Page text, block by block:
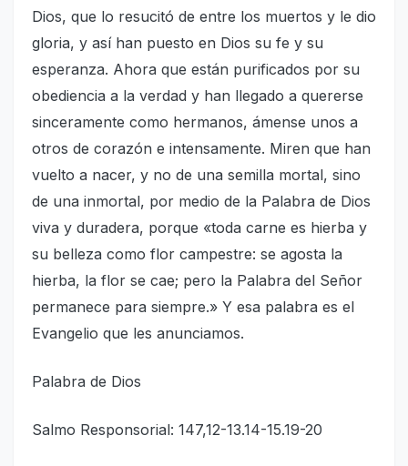
Dios, que lo resucitó de entre los muertos y le dio
gloria, y así han puesto en Dios su fe y su
esperanza. Ahora que están purificados por su
obediencia a la verdad y han llegado a quererse
sinceramente como hermanos, ámense unos a
otros de corazón e intensamente. Miren que han
vuelto a nacer, y no de una semilla mortal, sino
de una inmortal, por medio de la Palabra de Dios
viva y duradera, porque «toda carne es hierba y
su belleza como flor campestre: se agosta la
hierba, la flor se cae; pero la Palabra del Señor
permanece para siempre.» Y esa palabra es el
Evangelio que les anunciamos.
Palabra de Dios
Salmo Responsorial: 147,12-13.14-15.19-20